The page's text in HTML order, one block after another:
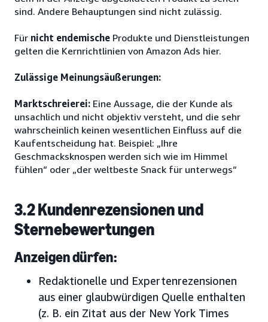
sind. Andere Behauptungen sind nicht zulässig.
Für nicht endemische Produkte und Dienstleistungen
gelten die Kernrichtlinien von Amazon Ads hier.
Zulässige Meinungsäußerungen:
Marktschreierei: Eine Aussage, die der Kunde als
unsachlich und nicht objektiv versteht, und die sehr
wahrscheinlich keinen wesentlichen Einfluss auf die
Kaufentscheidung hat. Beispiel: „Ihre
Geschmacksknospen werden sich wie im Himmel
fühlen“ oder „der weltbeste Snack für unterwegs“
3.2 Kundenrezensionen und
Sternebewertungen
Anzeigen dürfen:
Redaktionelle und Expertenrezensionen
aus einer glaubwürdigen Quelle enthalten
(z. B. ein Zitat aus der New York Times